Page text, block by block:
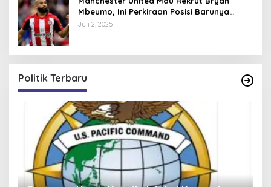
Mbeumo, Ini Perkiraan Posisi Barunya
dalam Skema Ruben Amorim
Juli 2, 2025
Politik Terbaru